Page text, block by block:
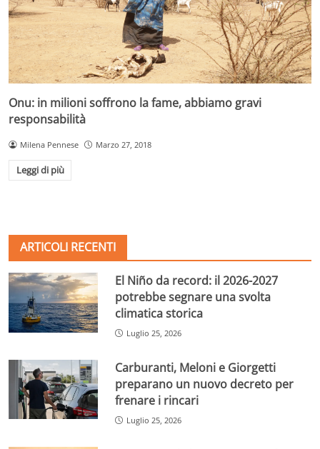
Onu: in milioni soffrono la fame, abbiamo gravi
responsabilità
Milena Pennese Marzo 27, 2018
Leggi di più
ARTICOLI RECENTI
El Niño da record: il 2026-2027
potrebbe segnare una svolta
climatica storica
Luglio 25, 2026
Carburanti, Meloni e Giorgetti
preparano un nuovo decreto per
frenare i rincari
Luglio 25, 2026